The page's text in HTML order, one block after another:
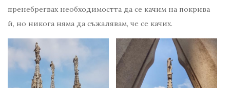
пренебрегвах необходимостта да се качим на покрива
й, но никога няма да съжалявам, че се качих.